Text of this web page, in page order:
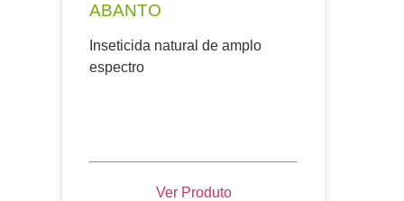
ABANTO
Inseticida natural de amplo
espectro
Ver Produto